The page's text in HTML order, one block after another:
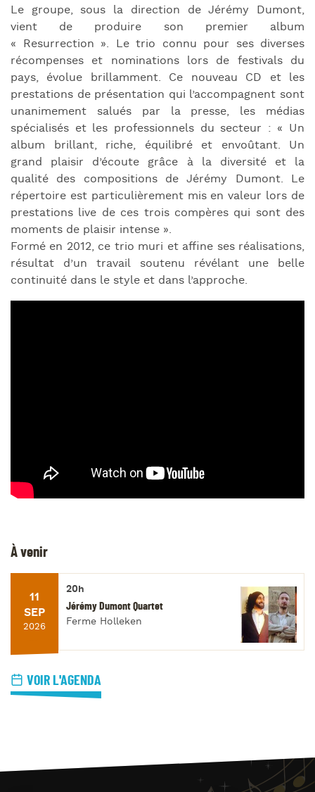
Le groupe, sous la direction de Jérémy Dumont,
vient de produire son premier album
« Resurrection ». Le trio connu pour ses diverses
récompenses et nominations lors de festivals du
pays, évolue brillamment. Ce nouveau CD et les
prestations de présentation qui l’accompagnent sont
unanimement salués par la presse, les médias
spécialisés et les professionnels du secteur : « Un
album brillant, riche, équilibré et envoûtant. Un
grand plaisir d’écoute grâce à la diversité et la
qualité des compositions de Jérémy Dumont. Le
répertoire est particulièrement mis en valeur lors de
prestations live de ces trois compères qui sont des
moments de plaisir intense ».
Formé en 2012, ce trio muri et affine ses réalisations,
résultat d’un travail soutenu révélant une belle
continuité dans le style et dans l’approche.
À venir
11
SEP
2026
20h
Jérémy Dumont Quartet
Ferme Holleken
VOIR L'AGENDA